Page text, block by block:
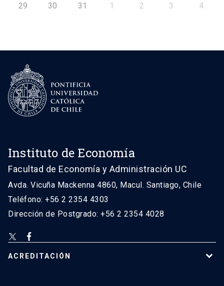
29 30 31 1 2 3 4
Instituto de Economía
Facultad de Economía y Administración UC
Avda. Vicuña Mackenna 4860, Macul. Santiago, Chile
Teléfono: +56 2 2354 4303
Dirección de Postgrado: +56 2 2354 4028
ACREDITACIÓN